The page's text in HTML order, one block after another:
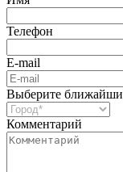
Телефон
E-mail
Выберите
Комментарий